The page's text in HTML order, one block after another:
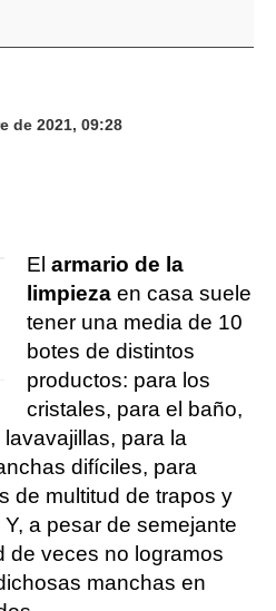
de 2021, 09:28
El armario de la
limpieza en casa suele
tener una media de 10
botes de distintos
productos: para los
cristales, para el baño,
para la
difíciles, para
de multitud de trapos y
a pesar de semejante
de veces no logramos
manchas en